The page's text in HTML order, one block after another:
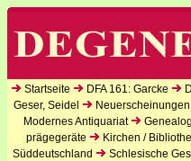
Startseite DFA 161: Garcke
Geser, Seidel
Modernes Antiquariat
prägegeräte
Kirchen /
Süddeutschland
Schlesische